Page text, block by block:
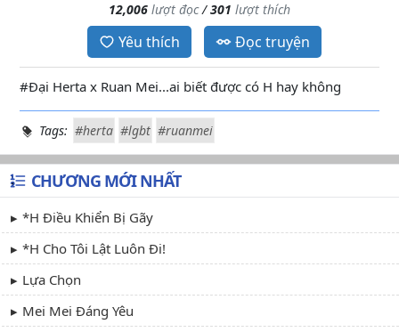
12,006 lượt đọc/301 lượt thích
Yêu thích Đọc truyện
#Đại Herta x Ruan Mei...ai biết được có H hay không
Tags: #herta #lgbt #ruanmei
CHƯƠNG MỚI NHẤT
*H Điều Khiển Bị Gãy
*H Cho Tôi Lật Luôn Đi!
Lựa Chọn
Mei Mei Đáng Yêu